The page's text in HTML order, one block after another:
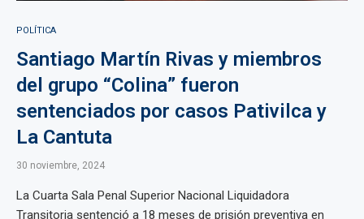
POLÍTICA
Santiago Martín Rivas y miembros
del grupo “Colina” fueron
sentenciados por casos Pativilca y
La Cantuta
30 noviembre, 2024
La Cuarta Sala Penal Superior Nacional Liquidadora
Transitoria sentenció a 18 meses de prisión preventiva en